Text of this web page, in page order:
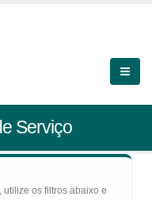
Serviço
utilize os filtros abaixo e